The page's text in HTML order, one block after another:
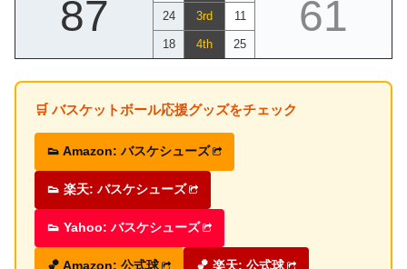
87 61
24 3rd 11
18 4th 25
🛒 バスケットボール応援グッズをチェック
👟 Amazon: バスケシューズ
👟 楽天: バスケシューズ
👟 Yahoo: バスケシューズ
🏀 Amazon: 公式球 🏀 楽天: 公式球